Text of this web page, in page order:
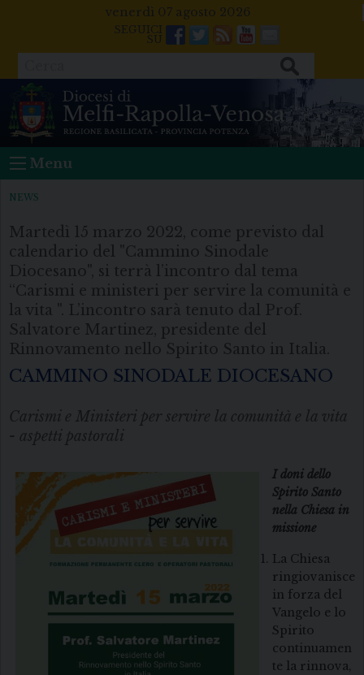
venerdì 07 agosto 2026
Facebook
Twitter
FeedsYoutube
Mail
Menu
NEWS
Martedì 15 marzo 2022, come previsto dal
calendario del "Cammino Sinodale
Diocesano", si terrà l’incontro dal tema
“Carismi e ministeri per servire la comunità e
la vita ". L’incontro sarà tenuto dal Prof.
Salvatore Martinez, presidente del
Rinnovamento nello Spirito Santo in Italia.
CAMMINO SINODALE DIOCESANO
Carismi e Ministeri per servire la comunità e la vita
- aspetti pastorali
I doni dello
Spirito Santo
nella Chiesa in
missione
La Chiesa
ringiovanisce
in forza del
Vangelo e lo
Spirito
continuamen
te la rinnova,